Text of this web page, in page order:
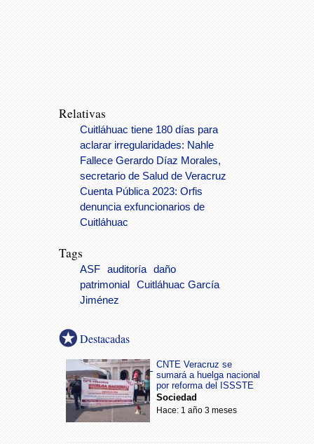
Relativas
Cuitláhuac tiene 180 días para
aclarar irregularidades: Nahle
Fallece Gerardo Díaz Morales,
secretario de Salud de Veracruz
Cuenta Pública 2023: Orfis
denuncia exfuncionarios de
Cuitláhuac
Tags
ASF auditoría
daño
patrimonial
Cuitláhuac García
Jiménez
Destacadas
CNTE Veracruz se
sumará a huelga nacional
por reforma del ISSSTE
Sociedad
Hace: 1 año 3 meses